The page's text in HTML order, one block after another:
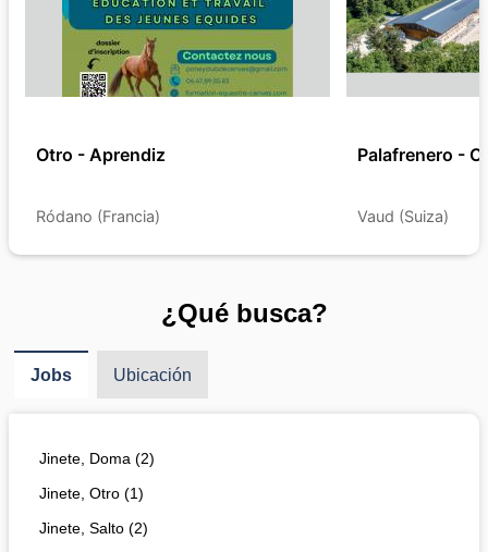
Otro - Aprendiz
Ródano (Francia)
Palafrenero -
Vaud (Suiza)
¿Qué busca?
Jobs Ubicación
Jinete, Doma (2)
Jinete, Otro (1)
Jinete, Salto (2)